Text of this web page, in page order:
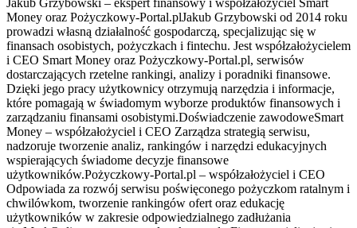
Jakub Grzybowski – ekspert finansowy i współzałożyciel Smart
Money oraz Pożyczkowy-Portal.plJakub Grzybowski od 2014 roku
prowadzi własną działalność gospodarczą, specjalizując się w
finansach osobistych, pożyczkach i fintechu. Jest współzałożycielem
i CEO Smart Money oraz Pożyczkowy-Portal.pl, serwisów
dostarczających rzetelne rankingi, analizy i poradniki finansowe.
Dzięki jego pracy użytkownicy otrzymują narzędzia i informacje,
które pomagają w świadomym wyborze produktów finansowych i
zarządzaniu finansami osobistymi.Doświadczenie zawodoweSmart
Money – współzałożyciel i CEO Zarządza strategią serwisu,
nadzoruje tworzenie analiz, rankingów i narzędzi edukacyjnych
wspierających świadome decyzje finansowe
użytkowników.Pożyczkowy-Portal.pl – współzałożyciel i CEO
Odpowiada za rozwój serwisu poświęconego pożyczkom ratalnym i
chwilówkom, tworzenie rankingów ofert oraz edukację
użytkowników w zakresie odpowiedzialnego zadłużania